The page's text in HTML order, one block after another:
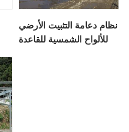
نظام دعامة التثبيت الأرضي
للألواح الشمسية للقاعدة